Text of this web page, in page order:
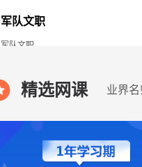
军队文职
军队文职
助理（初级）社会工作师
系统集成项目管理工程师（软考中级）
精选网课 业界